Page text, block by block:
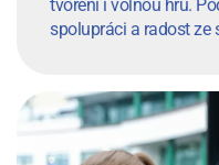
tvoření i volnou hru.
spolupráci a radost ze